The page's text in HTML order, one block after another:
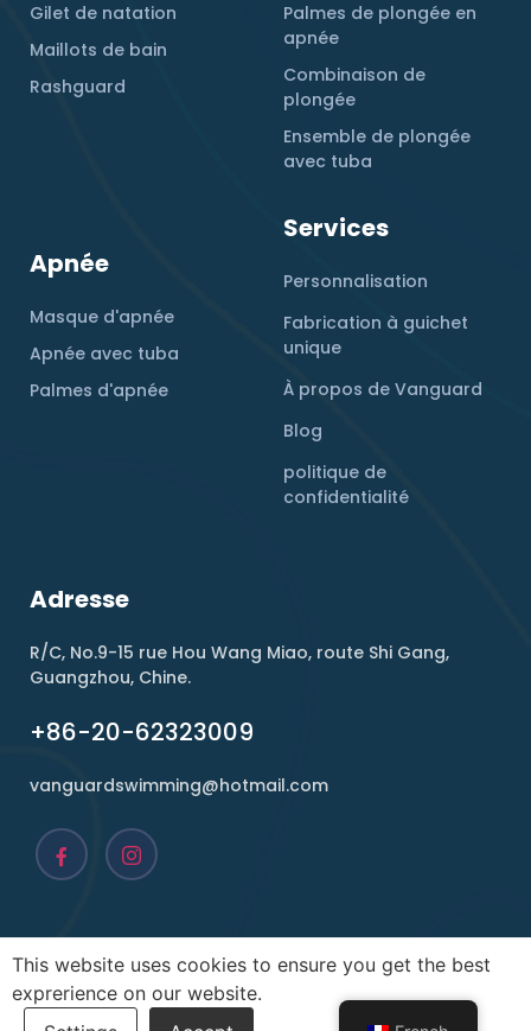
Gilet de natation
Maillots de bain
Rashguard
Palmes de plongée en
apnée
Combinaison de
plongée
Ensemble de plongée
avec tuba
Apnée
Masque d'apnée
Apnée avec tuba
Palmes d'apnée
Services
Personnalisation
Fabrication à guichet
unique
À propos de Vanguard
Blog
politique de
confidentialité
Adresse
R/C, No.9-15 rue Hou Wang Miao, route Shi Gang,
Guangzhou, Chine.
+86-20-62323009
vanguardswimming@hotmail.com
Copyright ©2026, Vanguard. Tous droits réservés.
PUISSANCE PAR
infâme
This website uses cookies to ensure you get the best
exprerience on our website.